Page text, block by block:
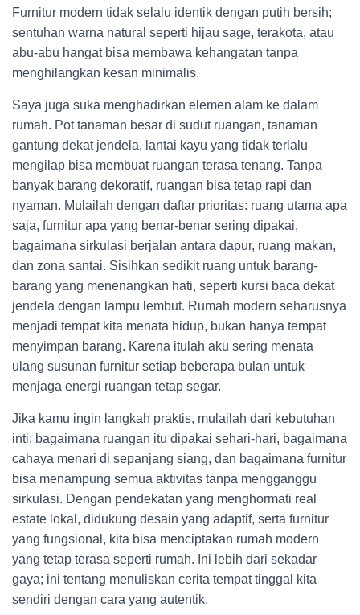
Furnitur modern tidak selalu identik dengan putih bersih;
sentuhan warna natural seperti hijau sage, terakota, atau
abu-abu hangat bisa membawa kehangatan tanpa
menghilangkan kesan minimalis.
Saya juga suka menghadirkan elemen alam ke dalam
rumah. Pot tanaman besar di sudut ruangan, tanaman
gantung dekat jendela, lantai kayu yang tidak terlalu
mengilap bisa membuat ruangan terasa tenang. Tanpa
banyak barang dekoratif, ruangan bisa tetap rapi dan
nyaman. Mulailah dengan daftar prioritas: ruang utama apa
saja, furnitur apa yang benar-benar sering dipakai,
bagaimana sirkulasi berjalan antara dapur, ruang makan,
dan zona santai. Sisihkan sedikit ruang untuk barang-
barang yang menenangkan hati, seperti kursi baca dekat
jendela dengan lampu lembut. Rumah modern seharusnya
menjadi tempat kita menata hidup, bukan hanya tempat
menyimpan barang. Karena itulah aku sering menata
ulang susunan furnitur setiap beberapa bulan untuk
menjaga energi ruangan tetap segar.
Jika kamu ingin langkah praktis, mulailah dari kebutuhan
inti: bagaimana ruangan itu dipakai sehari-hari, bagaimana
cahaya menari di sepanjang siang, dan bagaimana furnitur
bisa menampung semua aktivitas tanpa mengganggu
sirkulasi. Dengan pendekatan yang menghormati real
estate lokal, didukung desain yang adaptif, serta furnitur
yang fungsional, kita bisa menciptakan rumah modern
yang tetap terasa seperti rumah. Ini lebih dari sekadar
gaya; ini tentang menuliskan cerita tempat tinggal kita
sendiri dengan cara yang autentik.